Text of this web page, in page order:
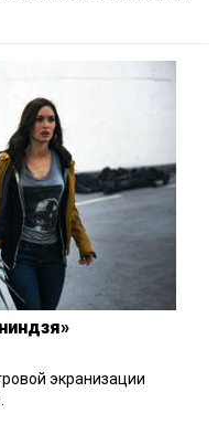
экранизации